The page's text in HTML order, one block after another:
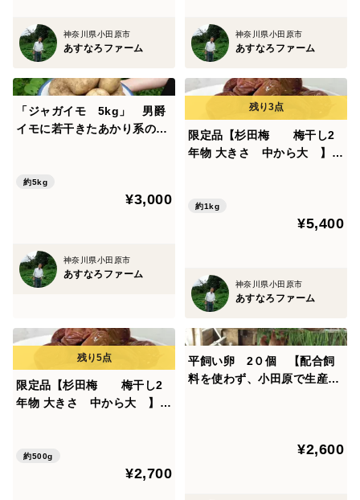
るようにしています。
肥料を年に数回ほど施し気に免疫力をつけています。
【梅ジャムのレシピ公開中】
http://odawaraimono.blog.fc2.com/blog-entry-39.html
神奈川県小田原市
あすなろファーム
神奈川県小田原市
あすなろファーム
「ジャガイモ 5kg」 男爵
イモに若干きたあかり系のジ
育てた、ミネラル分豊富なお
いしいジャガイモです。 販
約5kg
¥3,000
神奈川県小田原市
あすなろファーム
限定品【杉田梅 梅干し2
年物 大きさ 中から大 】１
上害虫駆除や除草のための薬
品を全く使わず、主に堆肥、
約1kg
¥5,400
神奈川県小田原市
あすなろファーム
限定品【杉田梅 梅干し2
年物 大きさ 中から大 】5
以上害虫駆除や除草のための
薬品を全く使わず、主に堆
約500g
¥2,700
平飼い卵 2０個 【配合飼
料を使わず、小田原で生産さ
てた野菜等で育てた鶏から生
¥2,600